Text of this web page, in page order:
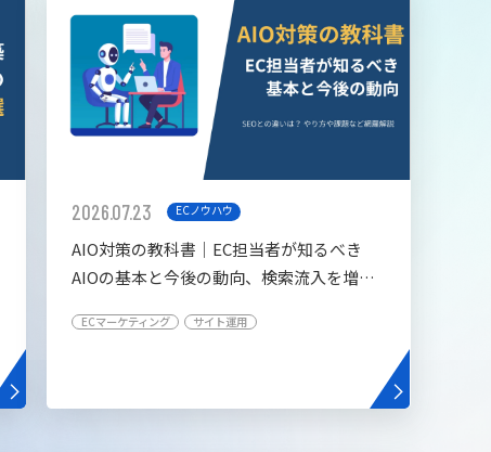
2026.07.23 ECノウハウ
AIO対策の教科書│EC担当者が知るべき
AIOの基本と今後の動向、検索流入を増や
ECマーケティング サイト運用